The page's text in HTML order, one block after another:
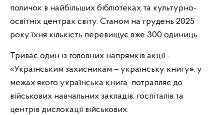
поличок в найбільших бібліотеках та культурно-
освітніх центрах світу. Станом на грудень 2025
року їхня кількість перевищує вже 300 одиниць.
Триває один із головних напрямків акції -
«Українським захисникам – українську книгу», у
межах якого українська книга потрапляє до
військових навчальних закладів, госпіталів та
центрів дислокації військових.